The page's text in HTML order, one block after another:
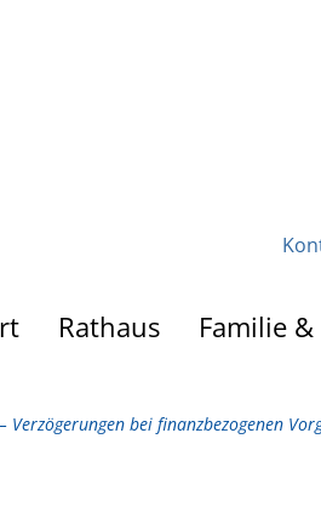
Rathaus Familie
Verzögerungen bei finanzbezogenen